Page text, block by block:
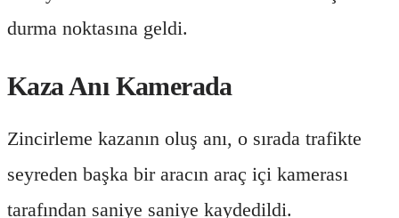
durma noktasına geldi.
Kaza Anı Kamerada
Zincirleme kazanın oluş anı, o sırada trafikte
seyreden başka bir aracın araç içi kamerası
tarafından saniye saniye kaydedildi.